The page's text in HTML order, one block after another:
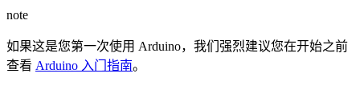
note
如果这是您第一次使用 Arduino，我们强烈建议您在开始之前
查看 Arduino 入门指南。